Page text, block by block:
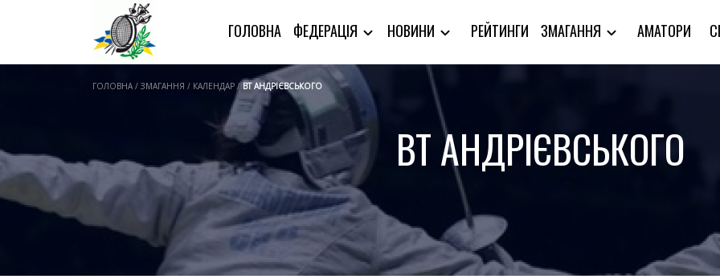
ГОЛОВНА ФЕДЕРАЦІЯ НОВИНИ РЕЙТИНГИ ЗМАГАННЯ АМАТОРИ
ГОЛОВНА / ЗМАГАННЯ / КАЛЕНДАР / ВТ АНДРІЄВСЬКОГО
ВТ АНДРІЄВСЬКОГО